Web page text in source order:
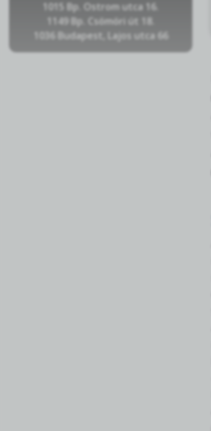
1015 Bp. Ostrom utca 16.
1149 Bp. Csömöri út 18.
1036 Budapest, Lajos utca 66